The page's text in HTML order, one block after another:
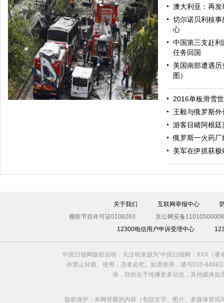
哈里与梅根亮相都柏林街头接受民众欢迎
澳大利亚：再
切尔诺贝利核
心
中国第三支赴
任务回国
美国南部遭遇
图）
2016单板滑雪
王毅与俄罗斯
游客目睹阿根
俄罗斯一火药
美军在伊抓获极
关于我们 互联网举报中心
视听节目许可证0108263
京公网安备
12300电信用户申诉受理中心
中国日报网版权说明：凡注明来源为“中国日报网：XXX（
许禁止转载、使用，违者必究。如需使用，请与010-
体，目的在于传播更多信息，其他媒体
版权保护：本网登载的内容（包括文字、图片、多媒体资